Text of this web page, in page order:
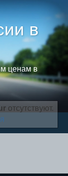
в
ценам в
отсутствуют.